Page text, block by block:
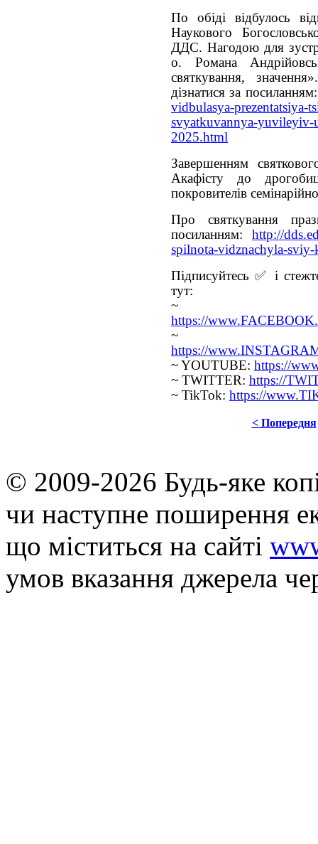
По обіді відбулось
Наукового
ДДС. Нагодою для
о. Романа
святкування,
дізнатися за
vidbulasya-
svyatkuvannya-
2025.html
Завершенням
Акафісту до
покровителів
Про святкування
посиланням: http://
spilnota-vidznachyla-
Підписуйтесь ✅ і
тут:
~
https://
~
https://
~ YOUTUBE: https://
~ TWITTER: https://
~ TikTok: https://
< Попередня
© 2009-2026 Будь-яке
чи наступне поширення
що мiститься на сайті
умов вказання джерела